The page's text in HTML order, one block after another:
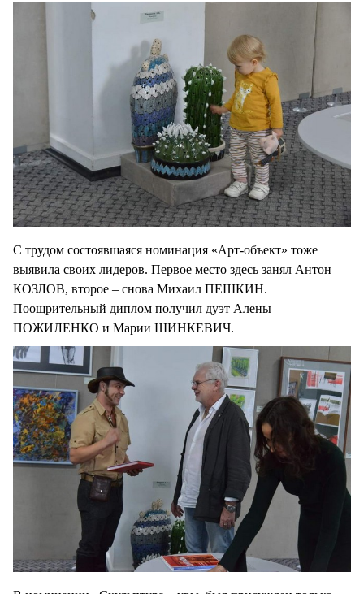
С трудом состоявшаяся номинация «Арт-объект» тоже
выявила своих лидеров. Первое место здесь занял Антон
КОЗЛОВ, второе – снова Михаил ПЕШКИН.
Поощрительный диплом получил дуэт Алены
ПОЖИЛЕНКО и Марии ШИНКЕВИЧ.